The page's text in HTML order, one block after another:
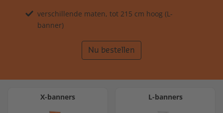
verschillende maten, tot 215 cm hoog (L-
banner)
Nu bestellen
X-banners L-banners